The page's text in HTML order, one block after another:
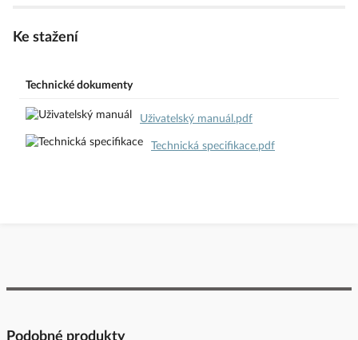
Ke stažení
Technické dokumenty
Uživatelský manuál.pdf
Technická specifikace.pdf
Podobné produkty